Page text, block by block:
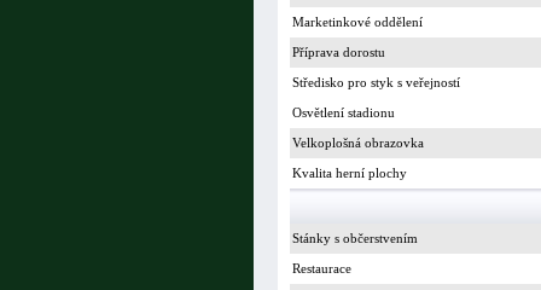
Marketinkové oddělení
Příprava dorostu
Středisko pro styk s veřejností
Osvětlení stadionu
Velkoplošná obrazovka
Kvalita herní plochy
Stánky s občerstvením
Restaurace